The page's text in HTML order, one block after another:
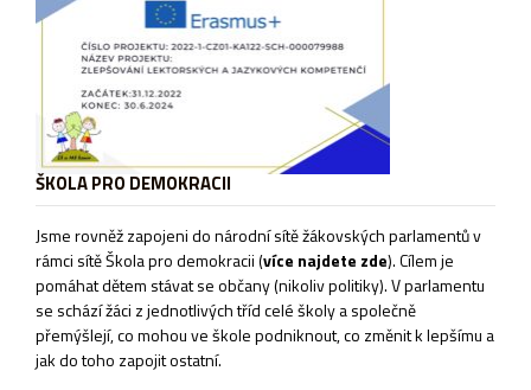
ŠKOLA PRO DEMOKRACII
Jsme rovněž zapojeni do národní sítě žákovských parlamentů v
rámci sítěŠkola pro demokracii(více najdete zde). Cílem je
pomáhat dětem stávat se občany (nikoliv politiky). V parlamentu
se schází žáci z jednotlivých tříd celé školy a společně
přemýšlejí, co mohou ve škole podniknout, co změnit k lepšímu a
jak do toho zapojit ostatní.